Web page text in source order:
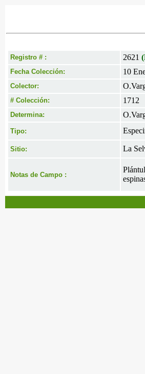
Registro # : 2621
Fecha Colección: 10
Colector:
# Colección: 1712
Determina:
Tipo:
Sitio: La
Notas de Campo :